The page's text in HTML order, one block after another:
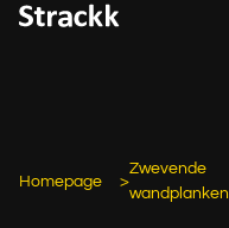
Homepage
Zwevende
wandplanken